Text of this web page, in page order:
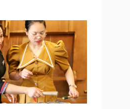
Giá cà phê
Công nghệ
Sành điệu
Tin Công nghệ
Trải nghiệm
Chuyển đổi số